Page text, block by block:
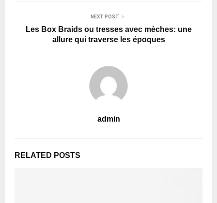
NEXT POST
Les Box Braids ou tresses avec mèches: une
allure qui traverse les époques
admin
RELATED POSTS